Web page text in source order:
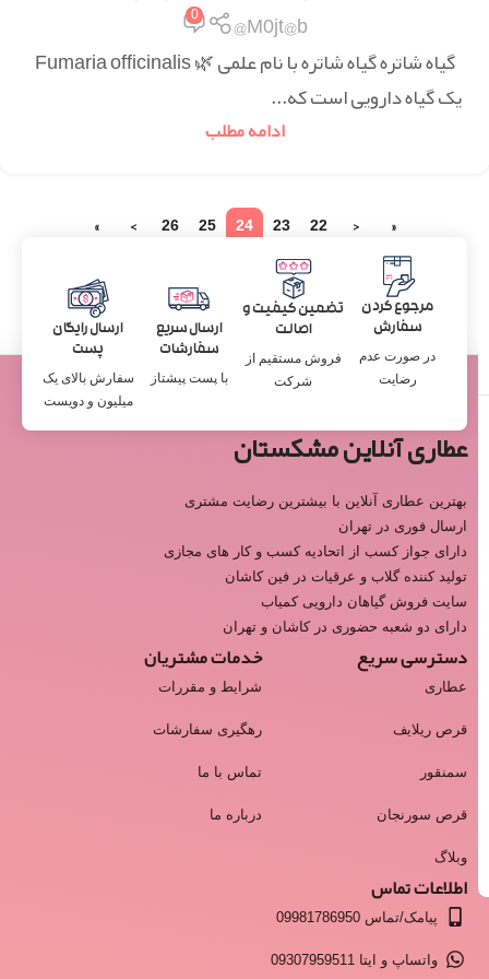
M0jt@b@
0
یک گیاه دارویی است که...
ادامه مطلب
«
‹
22
23
24
25
26
›
»
مرجوع کردن
سفارش
در صورت عدم
رضایت
تضمین کیفیت و
اصالت
فروش مستقیم از
شرکت
ارسال سریع
سفارشات
با پست پیشتاز
ارسال رایگان
پست
سفارش بالای یک
میلیون و دویست
عطاری آنلاین مشکستان
بهترین عطاری آنلاین با بیشترین رضایت مشتری
ارسال فوری در تهران
دارای جواز کسب از اتحادیه کسب و کار های مجازی
تولید کننده گلاب و عرقیات در فین کاشان
سایت فروش گیاهان دارویی کمیاب
دارای دو شعبه حضوری در کاشان و تهران
دسترسی سریع
عطاری
قرص ریلایف
سمنقور
قرص سورنجان
وبلاگ
خدمات مشتریان
شرایط و مقررات
رهگیری سفارشات
تماس با ما
درباره ما
اطلاعات تماس
پیامک/تماس 09981786950
واتساپ و ایتا 09307959511